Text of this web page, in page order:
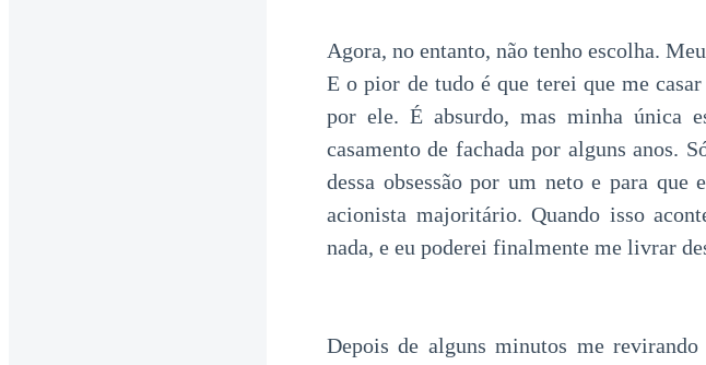
Agora, no entanto, não tenho escolha.
E o pior de tudo é que terei que me
por ele. É absurdo, mas minha única
casamento de fachada por alguns anos.
dessa obsessão por um neto e para
acionista majoritário. Quando isso
nada, e eu poderei finalmente me livrar
Depois de alguns minutos me